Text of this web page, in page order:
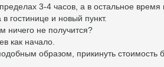
3-4 часов, а в остальное время
гостинице и новый пункт.
ничего не получится?
как начало.
образом, прикинуть стоимость